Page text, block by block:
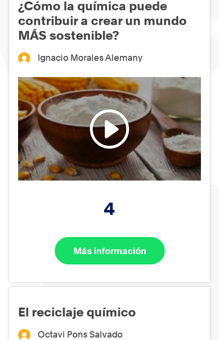
¿Cómo la química puede
contribuir a crear un mundo
MÁS sostenible?
Ignacio Morales Alemany
4
Más información
El reciclaje químico
Octavi Pons Salvado